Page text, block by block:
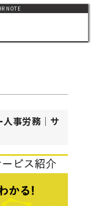
NOTE
事労務｜サ